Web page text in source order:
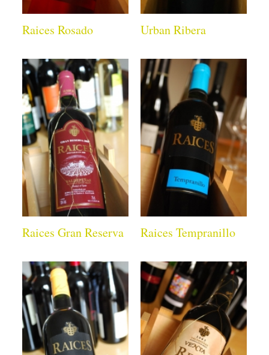
Raices Rosado Urban Ribera
Raices Gran Reserva Raices Tempranillo